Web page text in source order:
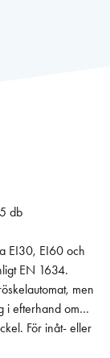
db
EI30, EI60 och
EN 1634.
men
i efterhand om
För inåt- eller